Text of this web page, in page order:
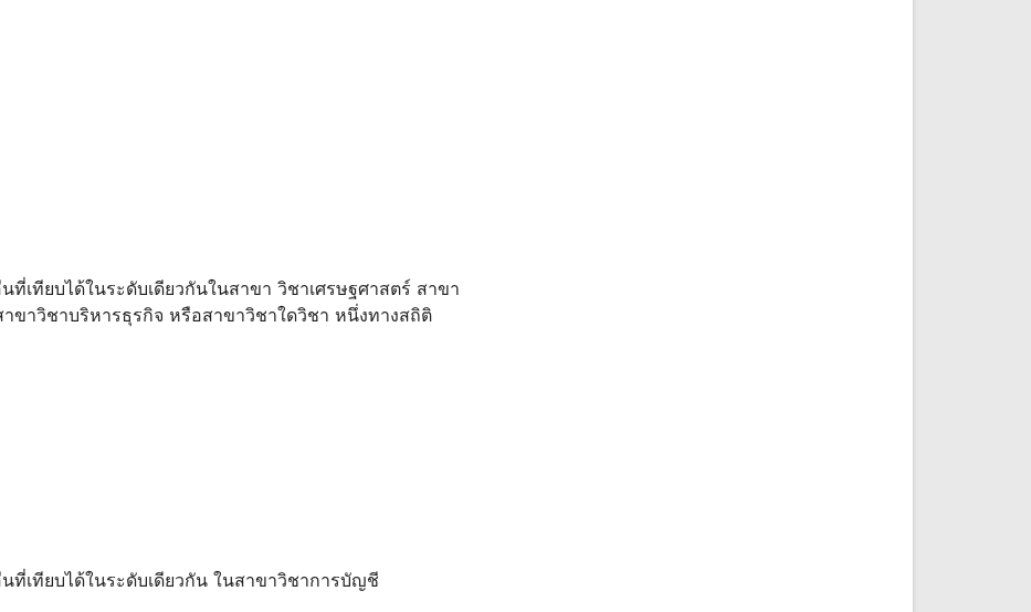
ทียบได้ในระดับเดียวกันในสาขา วิชาเศรษฐศาสตร์ สาขา
ขาวิชาบริหารธุรกิจ หรือสาขาวิชาใดวิชา หนึ่งทางสถิติ
ทียบได้ในระดับเดียวกัน ในสาขาวิชาการบัญชี